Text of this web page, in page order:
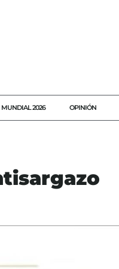
MUNDIAL 2026 OPINIÓN